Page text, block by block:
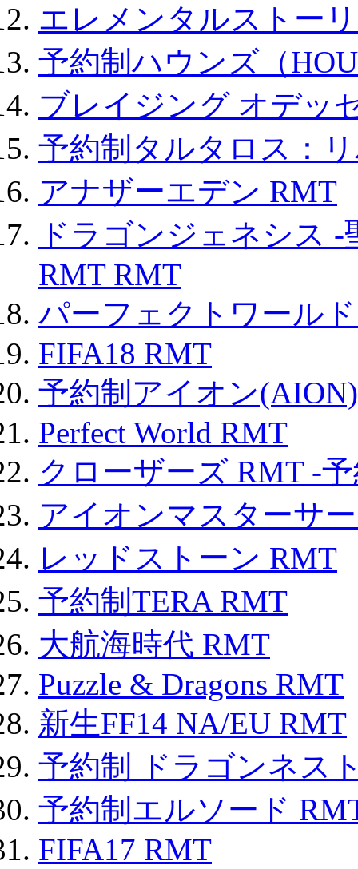
エレメンタルストー
予約制ハウンズ（
ブレイジング オデッ
予約制タルタロス：
アナザーエデン RMT
ドラゴンジェネシス
RMT RMT
パーフェクトワール
FIFA18 RMT
予約制アイオン
Perfect World RMT
クローザーズ RMT -
アイオンマスターサ
レッドストーン RMT
予約制TERA RMT
大航海時代 RMT
Puzzle & Dragons RMT
新生FF14 NA/EU RMT
予約制 ドラゴンネス
予約制エルソード
FIFA17 RMT